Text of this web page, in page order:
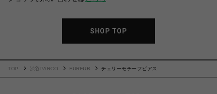
SHOP TOP
TOP 渋谷PARCO FURFUR チェリーモチーフピアス